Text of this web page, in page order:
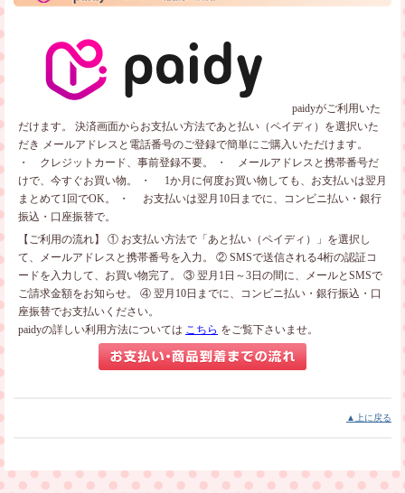
paidyがご利用いた
だけます。
決済画面からお支払い方法であと払い（ペイディ）を選択いた
だき メールアドレスと電話番号のご登録で簡単にご購入いただけます。
・ クレジットカード、事前登録不要。
・ メールアドレスと携帯番号だ
けで、今すぐお買い物。
・ 1か月に何度お買い物しても、お支払いは翌月
まとめて1回でOK。
・ お支払いは翌月10日までに、コンビニ払い・銀行
振込・口座振替で。
【ご利用の流れ】
① お支払い方法で「あと払い（ペイディ）」を選択し
て、メールアドレスと携帯番号を入力。
② SMSで送信される4桁の認証コ
ードを入力して、お買い物完了。
③ 翌月1日～3日の間に、メールとSMSで
ご請求金額をお知らせ。
④ 翌月10日までに、コンビニ払い・銀行振込・口
座振替でお支払いください。
paidyの詳しい利用方法については こちら をご覧下さいませ。
▲上に戻る